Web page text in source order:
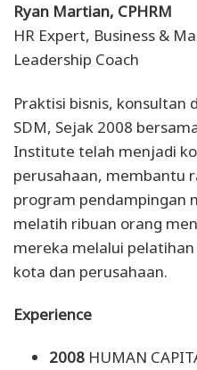
Ryan Martian, CPHRM
HR Expert, Business &
Leadership Coach
Praktisi bisnis, konsultan
SDM, Sejak 2008
Institute telah menjadi
perusahaan, membantu
program pendampingan
melatih ribuan orang
mereka melalui
kota dan perusahaan.
Experience
2008 HUMAN